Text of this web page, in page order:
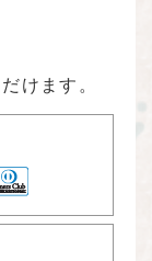
けます。